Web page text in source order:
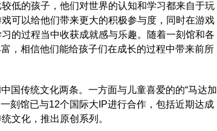
低的孩子，他们对世界的认知和学习都来自于玩
可以给他们带来更大的积极参与度，同时在游戏
的过程当中收获成就感与乐趣。随着一刻馆和各
，相信他们能给孩子们在成长的过程中带来前所
传统文化两条。一方面与儿童喜爱的的“马达加
刻馆已与12个国际大IP进行合作，包括近期达成
文化，推出原创系列。